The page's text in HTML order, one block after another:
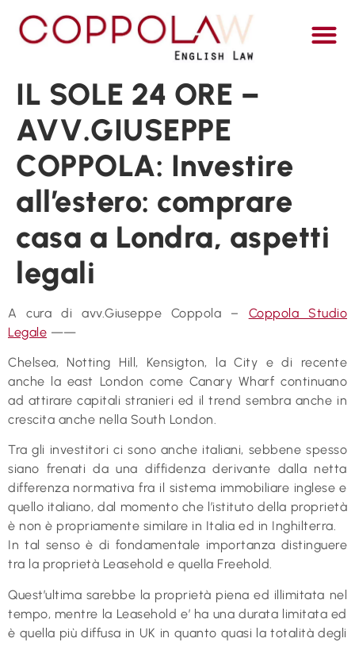
IL SOLE 24 ORE –
AVV.GIUSEPPE
COPPOLA: Investire
all’estero: comprare
casa a Londra, aspetti
legali
A cura di avv.Giuseppe Coppola – Coppola Studio
Legale ——
Chelsea, Notting Hill, Kensigton, la City e di recente
anche la east London come Canary Wharf continuano
ad attirare capitali stranieri ed il trend sembra anche in
crescita anche nella South London.
Tra gli investitori ci sono anche italiani, sebbene spesso
siano frenati da una diffidenza derivante dalla netta
differenza normativa fra il sistema immobiliare inglese e
quello italiano, dal momento che l’istituto della proprietà
è non è propriamente similare in Italia ed in Inghilterra.
In tal senso è di fondamentale importanza distinguere
tra la proprietà Leasehold e quella Freehold.
Quest’ultima sarebbe la proprietà piena ed illimitata nel
tempo, mentre la Leasehold e’ ha una durata limitata ed
è quella più diffusa in UK in quanto quasi la totalità degli